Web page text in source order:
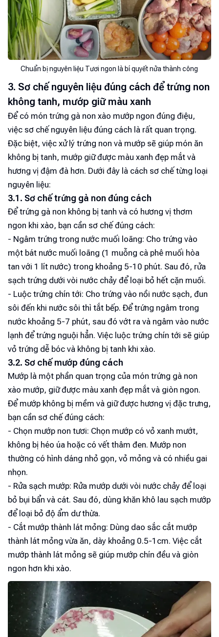
Chuẩn bị nguyên liệu Tươi ngon là bí quyết nửa thành công
3. Sơ chế nguyên liệu đúng cách để trứng non
không tanh, mướp giữ màu xanh
Để có món trứng gà non xào mướp ngon đúng điệu,
việc sơ chế nguyên liệu đúng cách là rất quan trọng.
Đặc biệt, việc xử lý trứng non và mướp sẽ giúp món ăn
không bị tanh, mướp giữ được màu xanh đẹp mắt và
hương vị đậm đà hơn. Dưới đây là cách sơ chế từng loại
nguyên liệu:
3.1. Sơ chế trứng gà non đúng cách
Để trứng gà non không bị tanh và có hương vị thơm
ngon khi xào, bạn cần sơ chế đúng cách:
- Ngâm trứng trong nước muối loãng: Cho trứng vào
một bát nước muối loãng (1 muỗng cà phê muối hòa
tan với 1 lít nước) trong khoảng 5-10 phút. Sau đó, rửa
sạch trứng dưới vòi nước chảy để loại bỏ hết cặn muối.
- Luộc trứng chín tới: Cho trứng vào nồi nước sạch, đun
sôi đến khi nước sôi thì tắt bếp. Để trứng ngâm trong
nước khoảng 5-7 phút, sau đó vớt ra và ngâm vào nước
lạnh để trứng nguội hẳn. Việc luộc trứng chín tới sẽ giúp
vỏ trứng dễ bóc và không bị tanh khi xào.
3.2. Sơ chế mướp đúng cách
Mướp là một phần quan trọng của món trứng gà non
xào mướp, giữ được màu xanh đẹp mắt và giòn ngon.
Để mướp không bị mềm và giữ được hương vị đặc trưng,
bạn cần sơ chế đúng cách:
- Chọn mướp non tươi: Chọn mướp có vỏ xanh mướt,
không bị héo úa hoặc có vết thâm đen. Mướp non
thường có hình dáng nhỏ gọn, vỏ mỏng và có nhiều gai
nhọn.
- Rửa sạch mướp: Rửa mướp dưới vòi nước chảy để loại
bỏ bụi bẩn và cát. Sau đó, dùng khăn khô lau sạch mướp
để loại bỏ độ ẩm dư thừa.
- Cắt mướp thành lát mỏng: Dùng dao sắc cắt mướp
thành lát mỏng vừa ăn, dày khoảng 0.5-1cm. Việc cắt
mướp thành lát mỏng sẽ giúp mướp chín đều và giòn
ngon hơn khi xào.